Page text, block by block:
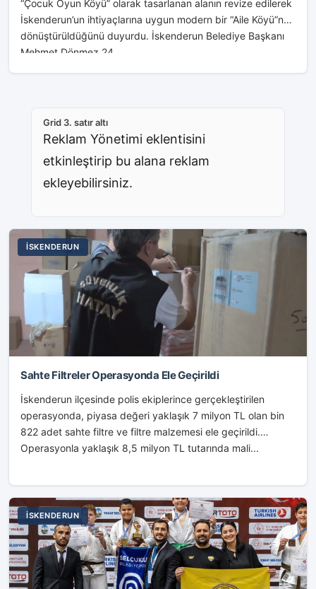
“Çocuk Oyun Köyü” olarak tasarlanan alanın revize edilerek
İskenderun’un ihtiyaçlarına uygun modern bir “Aile Köyü”ne
dönüştürüldüğünü duyurdu. İskenderun Belediye Başkanı
Mehmet Dönmez 24...
Grid 3. satır altı
Reklam Yönetimi eklentisini
etkinleştirip bu alana reklam
ekleyebilirsiniz.
İSKENDERUN
Sahte Filtreler Operasyonda Ele Geçirildi
İskenderun ilçesinde polis ekiplerince gerçekleştirilen
operasyonda, piyasa değeri yaklaşık 7 milyon TL olan bin
822 adet sahte filtre ve filtre malzemesi ele geçirildi.
Operasyonla yaklaşık 8,5 milyon TL tutarında mali...
İSKENDERUN